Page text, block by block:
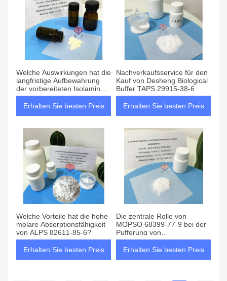
Welche Auswirkungen hat die
langfristige Aufbewahrung
der vorbereiteten Isolaminol
3682-14-2-Lösung?
Erhalten Sie besten Preis
Nachverkaufsservice für den
Kauf von Desheng Biological
Buffer TAPS 29915-38-6
Erhalten Sie besten Preis
Welche Vorteile hat die hohe
molare Absorptionsfähigkeit
von ALPS 82611-85-6?
Erhalten Sie besten Preis
Die zentrale Rolle von
MOPSO 68399-77-9 bei der
Pufferung von
Holzkohlehefextrakt Agar
Erhalten Sie besten Preis